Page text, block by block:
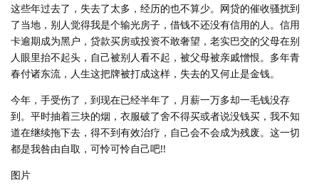
这些年过去了，失去了太多，经历的也不算少。网贷的催收骚扰到
了当地，别人觉得我是个输光房子，借钱不还没有信用的人。信用
卡逾期成为黑户，贷款买房或投资不敢奢望，老实巴交的父母在别
人眼里抬不起头，自己被别人看不起，被父母被亲戚憎恨。多年青
春付诸东流，人生这把牌被打成这样，失去的又何止是金钱。
今年，手受伤了，到现在已经半年了，月薪一万多却一毛钱没存
到。平时抽着三块的烟，衣服破了舍不得买或者说没钱买，我不知
道在继续拖下去，得不到有效治疗，自己会不会成为残废。这一切
都是我咎由自取，可怜可怜自己吧!!
图片